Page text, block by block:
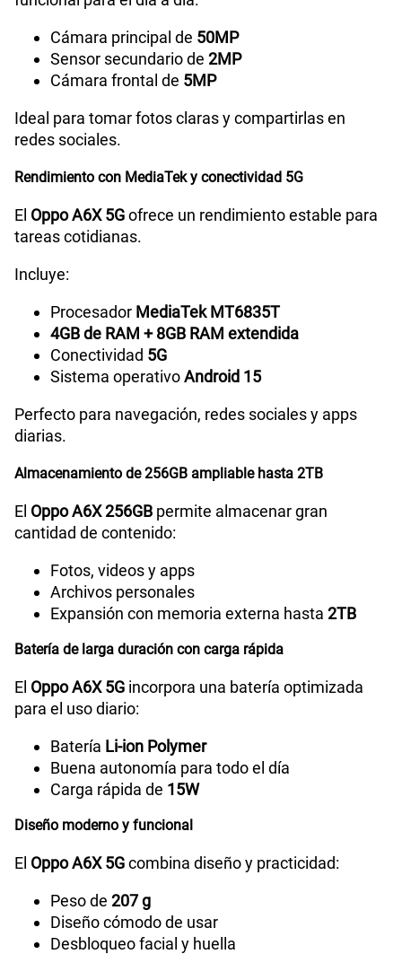
Tipo de Batería
Capacidad Memoria Interna 256GB
Reconocimiento Facial
Lector de Huella
Modelo
Dimensión 166.60x78.51x8.61mm
Carga rápida
Cámara principal de 50MP
Sensor secundario de 2MP
Cámara frontal de 5MP
Ideal para tomar fotos claras y compartirlas en
redes sociales.
Rendimiento con MediaTek y conectividad 5G
El Oppo A6X 5Gofrece un rendimiento estable para
tareas cotidianas.
Incluye:
Procesador MediaTek MT6835T
4GB de RAM + 8GB RAM extendida
Conectividad 5G
Sistema operativoAndroid 15
Perfecto para navegación, redes sociales y apps
diarias.
Almacenamiento de 256GB ampliable hasta 2TB
El Oppo A6X 256GB permite almacenar gran
cantidad de contenido:
Fotos, videos y apps
Archivos personales
Expansión con memoria externa hasta 2TB
Batería de larga duración con carga rápida
El Oppo A6X 5G incorpora una batería optimizada
para el uso diario:
Batería Li-ion Polymer
Buena autonomía para todo el día
Carga rápida de 15W
Diseño moderno y funcional
El Oppo A6X 5Gcombina diseño y practicidad:
Peso de 207 g
Diseño cómodo de usar
Desbloqueo facial y huella